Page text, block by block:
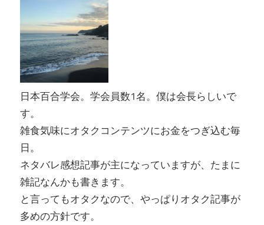
日本百合学会。学会員数1名。僕は会長らしいで
す。
雑食気味にオタクコンテンツにお金をつぎ込む毎
日。
ネタバレ感想記事が主になっていますが、たまに
雑記なんかも書きます。
と言ってもオタクなので、やっぱりオタク記事が
多めの方針です。